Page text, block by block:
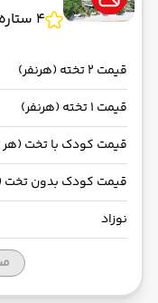
4 ستاره
قیمت 2 تخته (هرنفر)
قیمت 1 تخته (هرنفر)
قیمت کودک با تخت (هر
قیمت کودک بدون تخت
نوزاد